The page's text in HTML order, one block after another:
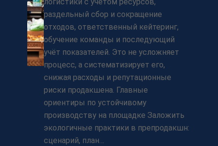
логистики с учётом ресурсов,
раздельный сбор и сокращение
отходов, ответственный кейтеринг,
обучение команды и последующий
учёт показателей. Это не усложняет
процесс, а систематизирует его,
снижая расходы и репутационные
риски продакшена. Главные
ориентиры по устойчивому
производству на площадке Заложить
экологичные практики в препродакшн:
сценарий, план…